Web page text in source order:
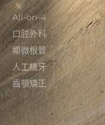
All-on-4
口腔外科
顯微根管
人工植牙
齒顎矯正